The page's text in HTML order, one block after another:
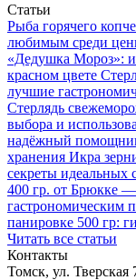
Статьи
Рыба горячего
любимым среди
«Дедушка Мороз»:
красном цвете
лучшие
Стерлядь
выбора и
надёжный
хранения Икра
секреты идеальных
400 гр. от Брюкке
гастрономическим
панировке 500 гр:
Читать все статьи
Контакты
Томск, ул. Тверская